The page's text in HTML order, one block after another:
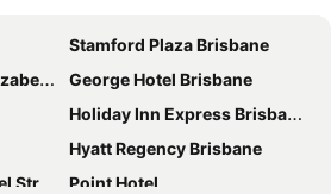
Stamford Plaza Brisbane
George Hotel Brisbane
Holiday Inn Express Brisbane Central By Ihg
Hyatt Regency Brisbane
Point Hotel